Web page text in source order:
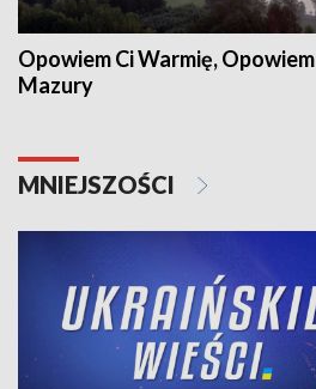
Opowiem Ci Warmię, Opowiem
Mazury
MNIEJSZOŚCI